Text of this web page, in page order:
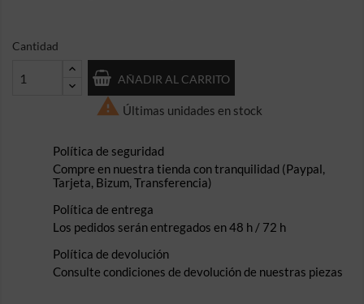
Cantidad
AÑADIR AL CARRITO
 Últimas unidades en stock
Política de seguridad
Compre en nuestra tienda con tranquilidad (Paypal,
Tarjeta, Bizum, Transferencia)
Política de entrega
Los pedidos serán entregados en 48 h / 72 h
Política de devolución
Consulte condiciones de devolución de nuestras piezas